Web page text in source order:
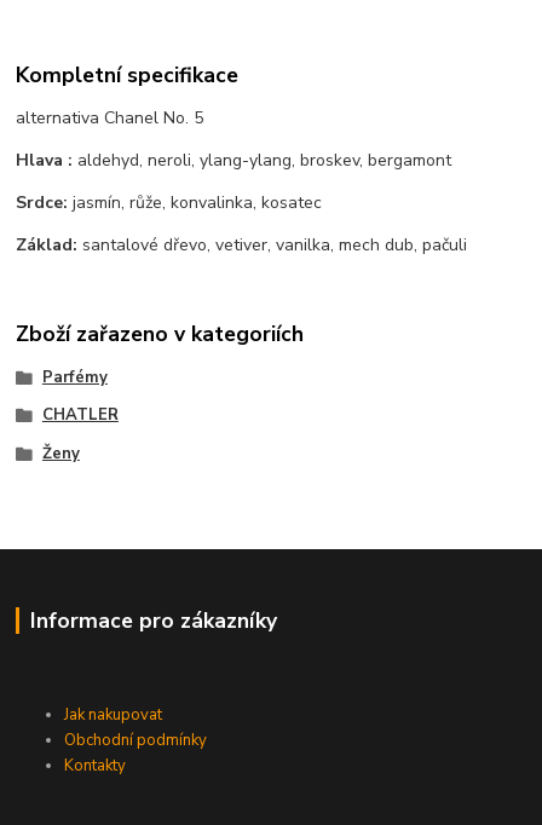
Kompletní specifikace
alternativa Chanel No. 5
Hlava : aldehyd, neroli, ylang-ylang, broskev, bergamont
Srdce: jasmín, růže, konvalinka, kosatec
Základ: santalové dřevo, vetiver, vanilka, mech dub, pačuli
Zboží zařazeno v kategoriích
Parfémy
CHATLER
Ženy
Informace pro zákazníky
Jak nakupovat
Obchodní podmínky
Kontakty